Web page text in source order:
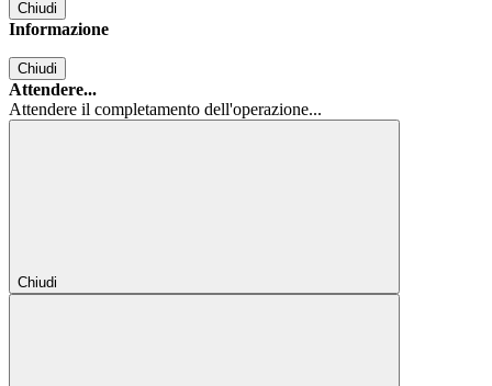
Chiudi
Informazione
Chiudi
Attendere...
Attendere il completamento dell'operazione...
Chiudi